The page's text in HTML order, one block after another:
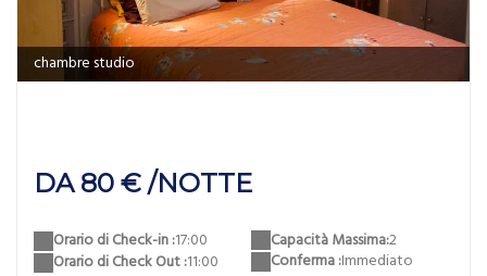
chambre studio
DA 80 € /NOTTE
Orario di Check-in :17:00
Orario di Check Out :11:00
Capacità Massima:2
Conferma :Immediato